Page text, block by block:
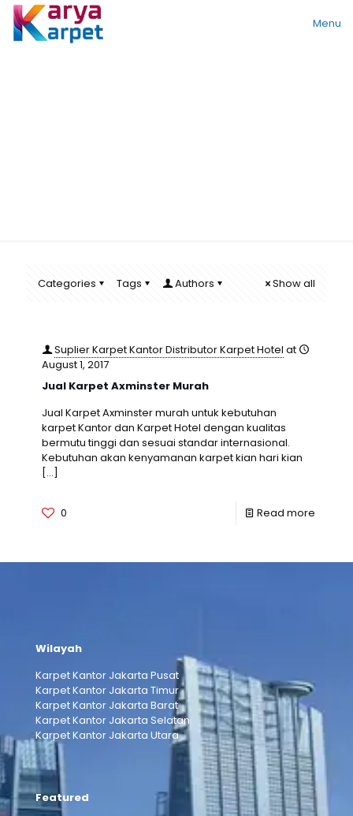
Menu
Categories Tags Authors Show all
Suplier Karpet Kantor Distributor Karpet Hotel at
August 1, 2017
Jual Karpet Axminster Murah
Jual Karpet Axminster murah untuk kebutuhan
karpet Kantor dan Karpet Hotel dengan kualitas
bermutu tinggi dan sesuai standar internasional.
Kebutuhan akan kenyamanan karpet kian hari kian
[…]
0 Read more
Wilayah
Karpet Kantor Jakarta Pusat
Karpet Kantor Jakarta Timur
Karpet Kantor Jakarta Barat
Karpet Kantor Jakarta Selatan
Karpet Kantor Jakarta Utara
Featured